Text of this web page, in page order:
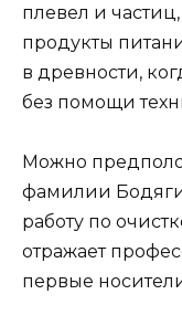
плевел и
продукты
в древности,
без помощи
Можно
фамилии
работу по
отражает
первые